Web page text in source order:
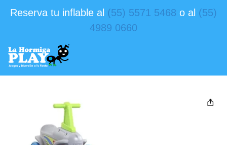
Reserva tu inflable al (55) 5571 5468 o al (55)
4989 0660